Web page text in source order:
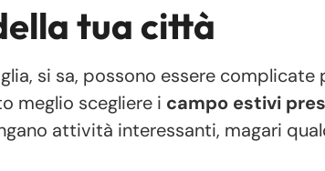
tua città
si sa, possono essere
meglio scegliere i campo estivi
attività interessanti, magari